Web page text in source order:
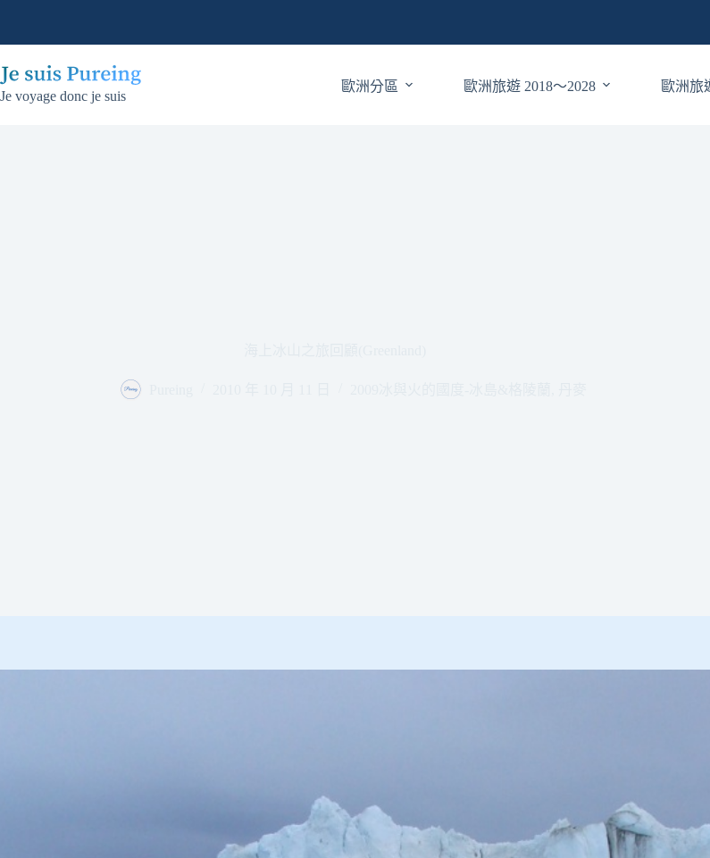
要
內
Je voyage donc je suis
歐洲分區 歐洲旅遊 2018～2028 歐洲旅